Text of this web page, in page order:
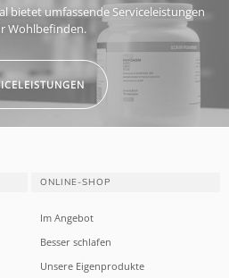
bietet umfassende Serviceleistungen
Wohlbefinden.
ONLINE-SHOP
Im Angebot
Besser schlafen
Unsere Eigenprodukte